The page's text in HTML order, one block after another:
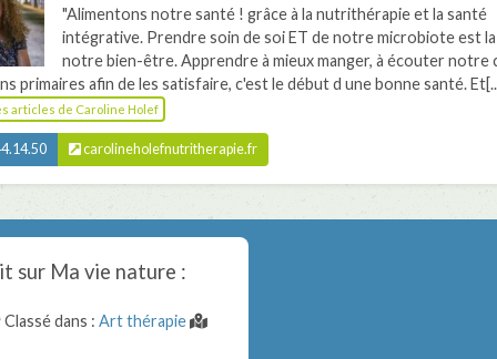
"Alimentons notre santé ! grâce à la nutrithérapie et la santé
intégrative. Prendre soin de soi ET de notre microbiote est la
notre bien-être. Apprendre à mieux manger, à écouter notre
primaires afin de les satisfaire, c'est le début d une bonne santé.
articles de Caroline Holef
carolineholefnutritherapie.fr
sur Ma vie nature :
Classé dans : Art thérapie